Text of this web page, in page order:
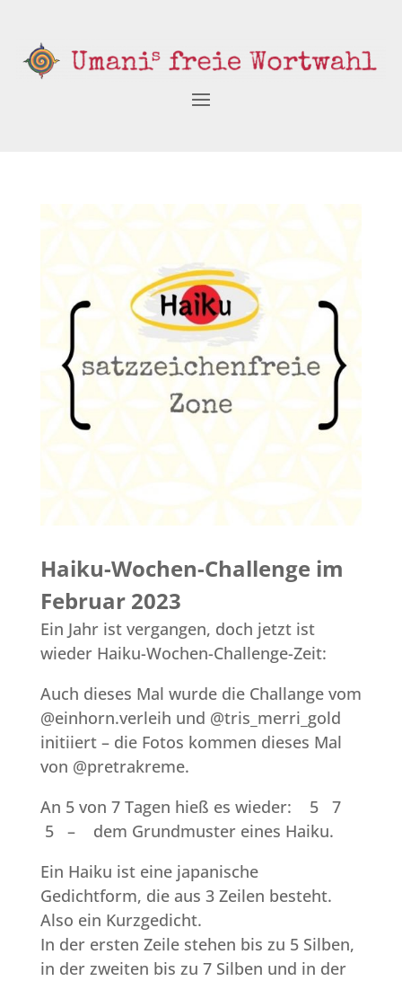
Haiku-Wochen-Challenge im
Februar 2023
Ein Jahr ist vergangen, doch jetzt ist
wieder Haiku-Wochen-Challenge-Zeit:
Auch dieses Mal wurde die Challange vom
@einhorn.verleih und @tris_merri_gold
initiiert – die Fotos kommen dieses Mal
von @pretrakreme.
An 5 von 7 Tagen hieß es wieder: 5 7
5 – dem Grundmuster eines Haiku.
Ein Haiku ist eine japanische
Gedichtform, die aus 3 Zeilen besteht.
Also ein Kurzgedicht.
In der ersten Zeile stehen bis zu 5 Silben,
in der zweiten bis zu 7 Silben und in der